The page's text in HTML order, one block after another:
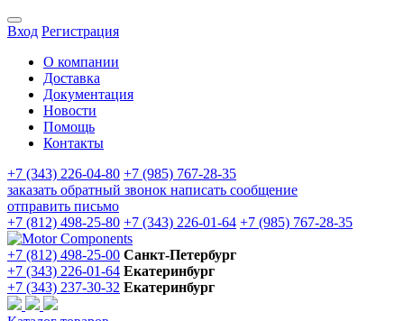
Вход Регистрация
О компании
Доставка
Документация
Новости
Помощь
Контакты
+7 (343) 226-04-80 +7 (985) 767-28-35
заказать обратный звонок написать сообщение
отправить письмо
+7 (812) 498-25-80 +7 (343) 226-01-64 +7 (985) 767-28-35
+7 (812) 498-25-00 Санкт-Петербург
+7 (343) 226-01-64 Екатеринбург
+7 (343) 237-30-32 Екатеринбург